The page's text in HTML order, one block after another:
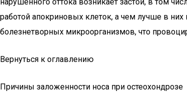
работой апокриновых клеток, а чем лучше в
болезнетворных микроорганизмов, что
Вернуться к оглавлению
Причины заложенности носа при остеохондрозе